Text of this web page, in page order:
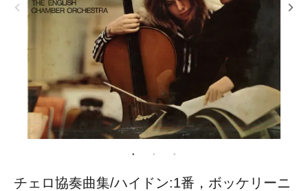
チェロ協奏曲集/ハイドン:1番，ボッケリーニ